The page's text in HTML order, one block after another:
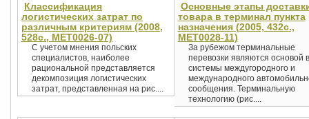
Классификация
логистических затрат по
различным критериям (2008,
528с., MET0026-07)
С учетом мнения польских
специалистов, наиболее
рациональной представляется
декомпозиция логистических
затрат, представленная на рис....
Основные этапы
товара в терминал пункта
назначения (2005, 432с.,
MET0028-11)
За рубежом терминальные
перевозки являются основой
системы междугородного и
международного
сообщения. Терминальную
технологию (рис....